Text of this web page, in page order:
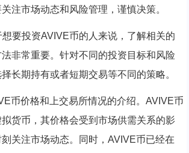
注市场动态和风险管理，谨慎决策。
要投资AVIVE币的人来说，了解相关的
非常重要。针对不同的投资目标和风险
长期持有或者短期交易等不同的策略。
币价格和上交易所情况的介绍。AVIVE币
货币，其价格会受到市场供需关系的影
关注市场动态。同时，AVIVE币已经在